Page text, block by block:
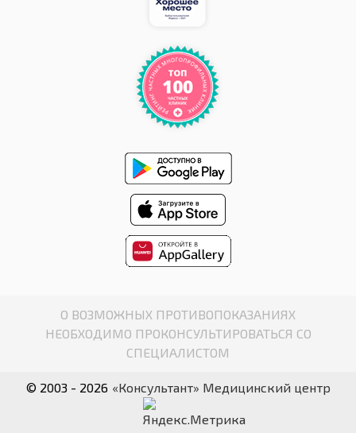
О ВОЗМОЖНЫХ ПРОТИВОПОКАЗАНИЯХ
НЕОБХОДИМО ПРОКОНСУЛЬТИРОВАТЬСЯ СО
СПЕЦИАЛИСТОМ
© 2003 - 2026 «Консультант» Медицинский центр